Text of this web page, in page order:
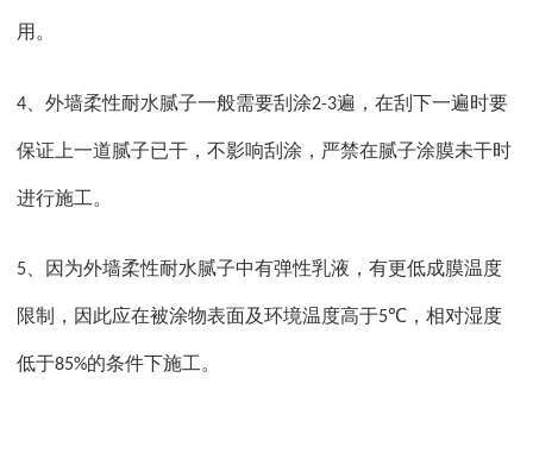
用。
4 、外墙柔性耐水腻子一般需要刮涂2-3遍，在刮下一遍时要
保证上一道腻子已干，不影响刮涂，严禁在腻子涂膜未干时
进行施工。
5 、因为外墙柔性耐水腻子中有弹性乳液，有更低成膜温度
限制，因此应在被涂物表面及环境温度高于5℃ ，相对湿度
低于85%的条件下施工。